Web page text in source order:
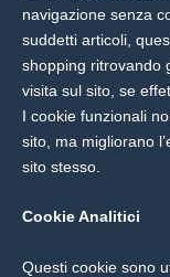
navigazione senza
suddetti articoli,
shopping ritrovando
visita sul sito, se
I cookie funzionali
sito, ma migliorano
sito stesso.
Cookie Analitici
Questi cookie sono